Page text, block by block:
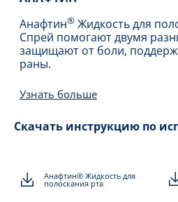
Анафтин® Жидкость для
Спрей помогают двумя
защищают от боли,
раны.
Узнать больше
Скачать инструкцию по
Анафтин® Жидкость для
полоскания рта